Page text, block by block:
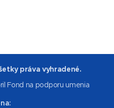
práva vyhradené.
Fond na podporu umenia